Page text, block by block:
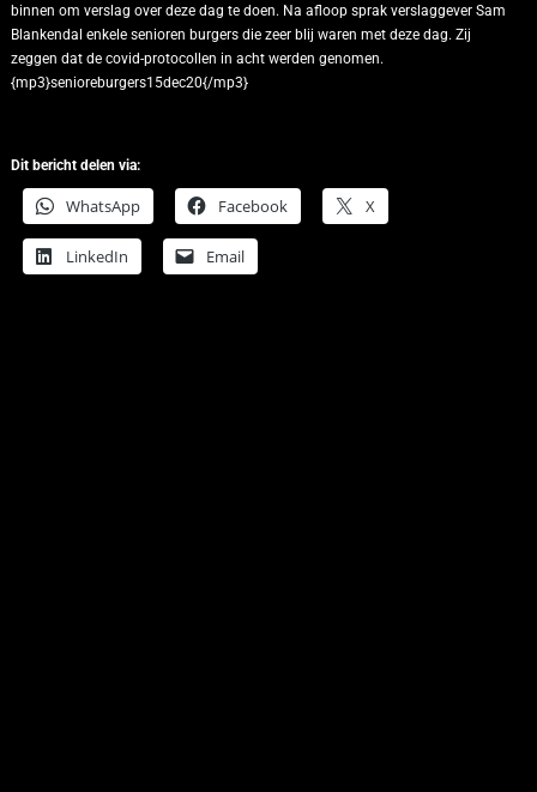
binnen om verslag over deze dag te doen. Na afloop sprak verslaggever Sam
Blankendal enkele senioren burgers die zeer blij waren met deze dag. Zij
zeggen dat de covid-protocollen in acht werden genomen.
{mp3}senioreburgers15dec20{/mp3}
Dit bericht delen via:
WhatsApp Facebook X
LinkedIn Email